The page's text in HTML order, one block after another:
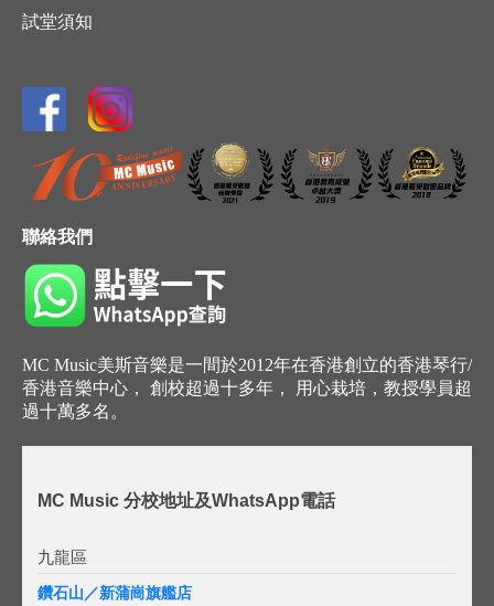
試堂須知
聯絡我們
MC Music美斯音樂是一間於2012年在香港創立的香港琴行/
香港音樂中心， 創校超過十多年， 用心栽培，教授學員超
過十萬多名。
MC Music 分校地址及WhatsApp電話
九龍區
鑽石山／新蒲崗旗艦店